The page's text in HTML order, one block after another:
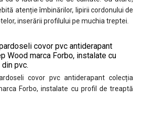
atenție îmbinărilor, lipirii cordonului de
inserării profilului pe muchia treptei.
covor pvc antiderapant colecția
Forbo, instalate cu profil de treaptă